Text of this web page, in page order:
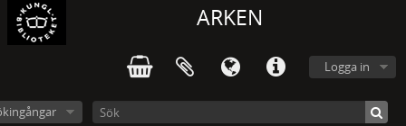
ARKEN
Logga in